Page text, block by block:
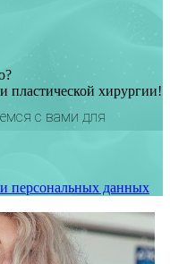
хирургии!
с вами для
персональных данных